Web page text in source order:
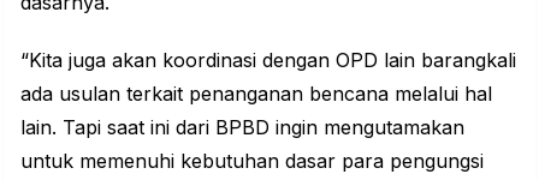
“Kita juga akan koordinasi dengan OPD lain barangkali
ada usulan terkait penanganan bencana melalui hal
lain. Tapi saat ini dari BPBD ingin mengutamakan
untuk memenuhi kebutuhan dasar para pengungsi